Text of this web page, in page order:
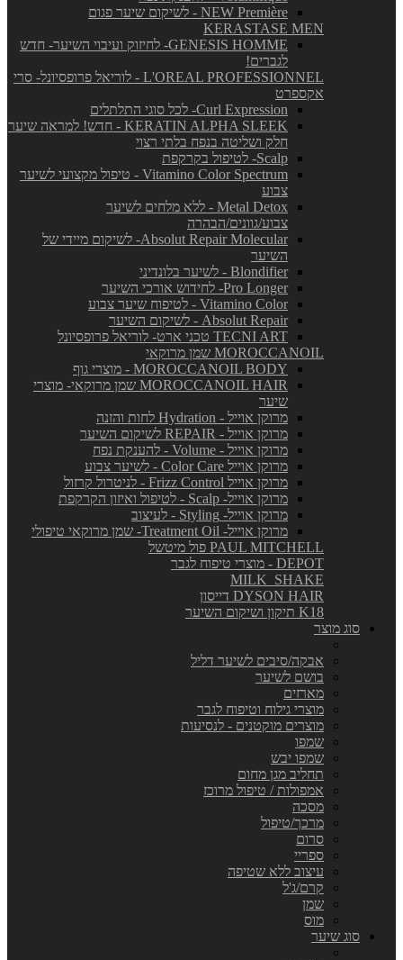
NEW Première - לשיקום שיער פגום
KERASTASE MEN
GENESIS HOMME- לחיזוק ועיבוי השיער- חדש
לגברים!
L'OREAL PROFESSIONNEL - לוריאל פרופסיונל- סרי
אקספרט
Curl Expression- לכל סוגי התלתלים
KERATIN ALPHA SLEEK - חדש! למראה שיער
חלק ושליטה בנפח בלתי רצוי
Scalp- לטיפול בקרקפת
Vitamino Color Spectrum - טיפול מקצועי לשיער
צבוע
Metal Detox - ללא מלחים לשיער
צבוע/גוונים/הבהרה
Absolut Repair Molecular- לשיקום מיידי של
השיער
Blondifier - לשיער בלונדיני
Pro Longer- לחידוש אורכי השיער
Vitamino Color - לטיפוח שיער צבוע
Absolut Repair - לשיקום השיער
TECNI ART טכני ארט- לוריאל פרופסיונל
MOROCCANOIL שמן מרוקאי
MOROCCANOIL BODY - מוצרי גוף
MOROCCANOIL HAIR שמן מרוקאי- מוצרי
שיער
מרוקן אוייל - Hydration לחות והזנה
מרוקן אוייל - REPAIR לשיקום השיער
מרוקן אוייל - Volume - להענקת נפח
מרוקן אוייל Color Care - לשיער צבוע
מרוקן אוייל Frizz Control - לניטרול קרזול
מרוקן אוייל- Scalp - לטיפול ואיזון הקרקפת
מרוקן אוייל- Styling - לעיצוב
מרוקן אוייל- Treatment Oil- שמן מרוקאי טיפולי
PAUL MITCHELL פול מיטשל
DEPOT - מוצרי טיפוח לגבר
MILK_SHAKE
DYSON HAIR דייסון
K18 תיקון ושיקום השיער
סוג מוצר
אבקה/סיבים לשיער דליל
בושם לשיער
מארזים
מוצרי גילוח וטיפוח לגבר
מוצרים מוקטנים - לנסיעות
שמפו
שמפו יבש
תחליב מגן מחום
אמפולות / טיפול מרוכז
מסכה
מרכך/טיפול
סרום
ספריי
עיצוב ללא שטיפה
קרם/ג'ל
שמן
מוס
סוג שיער